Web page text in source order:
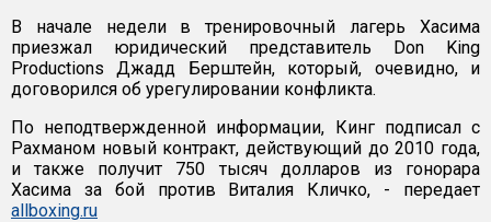
В начале недели в тренировочный лагерь Хасима
приезжал юридический представитель Don King
Productions Джадд Берштейн, который, очевидно, и
договорился об урегулировании конфликта.
По неподтвержденной информации, Кинг подписал с
Рахманом новый контракт, действующий до 2010 года,
и также получит 750 тысяч долларов из гонорара
Хасима за бой против Виталия Кличко, - передает
allboxing.ru